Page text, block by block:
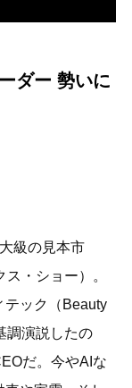
ダー 勢いに
級の見本市
・ショー）。
テック（Beauty
調演説したの
だ。今やAIな